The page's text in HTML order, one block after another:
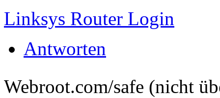
Linksys Router Login
Antworten
Webroot.com/safe (nicht